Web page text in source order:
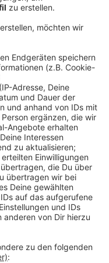
sieht es
13:23
viel zu tun, vor
Ab Oktober
Rheinbach und
Bis Ende des
werden,
an den
von bis zu